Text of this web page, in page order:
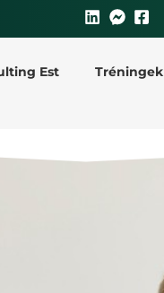
Est Tréningek